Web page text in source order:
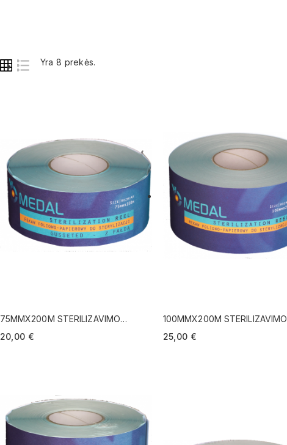
Yra 8 prekės.
75MMX200M STERILIZAVIMO
JUOSTA
20,00 €
100MMX200M STERILIZAVIMO
JUOSTA
25,00 €